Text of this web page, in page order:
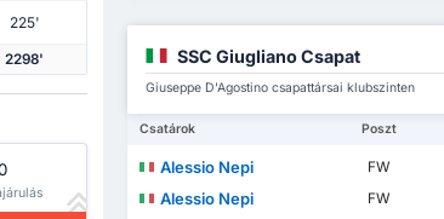
225'
2298' SSC Giugliano Csapat
Giuseppe D'Agostino csapattársai klubszinten
Csatárok Poszt
Alessio Nepi FW
Alessio Nepi
FW